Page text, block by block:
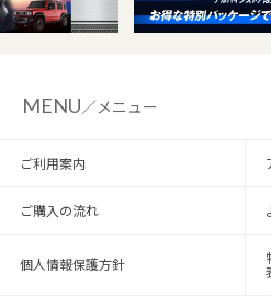
MENU／メニュー
ご利用案内
ご購入の流れ
個人情報保護方針